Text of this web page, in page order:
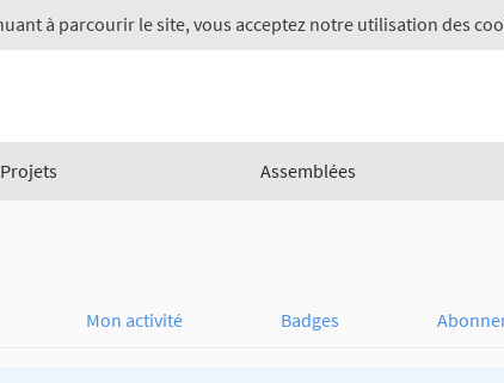
à parcourir le site, vous acceptez notre utilisation des
Projets Assemblées
Mon activité Badges